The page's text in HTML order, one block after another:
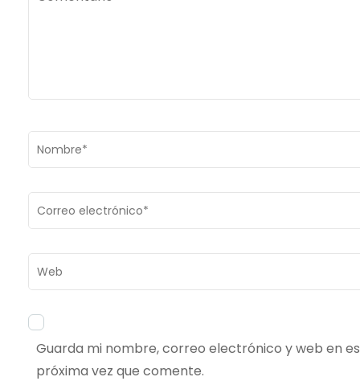
Nombre *
Correo
electrónico*
Web
Guarda mi nombre, correo electrónico y web en
próxima vez que comente.